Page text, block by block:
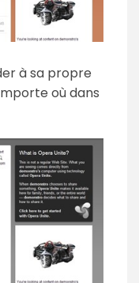
à sa propre
où dans